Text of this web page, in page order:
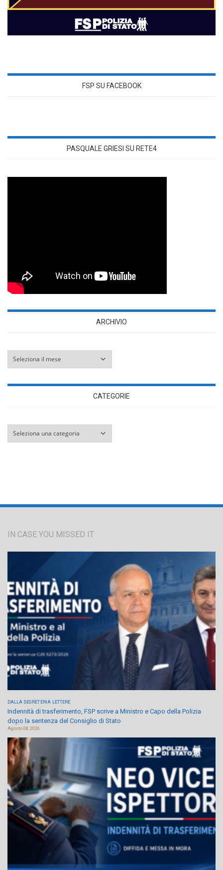
FSP SU FACEBOOK
PASQUALE GRIESI SU RETE4
ARCHIVIO
CATEGORIE
IN CASE YOU MISSED IT
DALLA SEGRETERIA LETTERE
Indennità di trasferimento, FSP scrive a Ministro e Capo della Polizia
dopo la sentenza del Consiglio di Stato
Agosto 08, 2026